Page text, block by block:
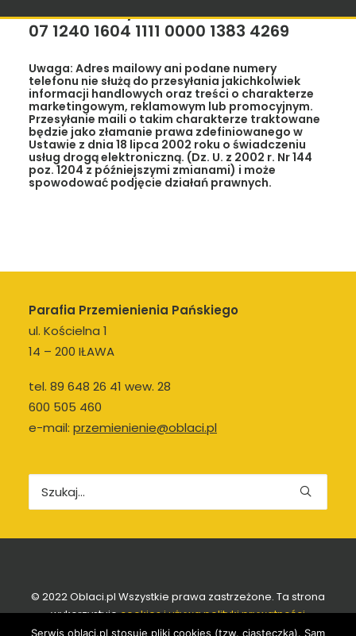
PEKAO S.A. o/Iława
07 1240 1604 1111 0000 1383 4269
Uwaga: Adres mailowy ani podane numery
telefonu nie służą do przesyłania jakichkolwiek
informacji handlowych oraz treści o charakterze
marketingowym, reklamowym lub promocyjnym.
Przesyłanie maili o takim charakterze traktowane
będzie jako złamanie prawa zdefiniowanego w
Ustawie z dnia 18 lipca 2002 roku o świadczeniu
usług drogą elektroniczną. (Dz. U. z 2002 r. Nr 144
poz. 1204 z późniejszymi zmianami) i może
spowodować podjęcie działań prawnych.
Parafia Przemienienia Pańskiego
ul. Kościelna 1
14 – 200 IŁAWA
tel. 89 648 26 41 wew. 28
600 505 460
e-mail: przemienienie@oblaci.pl
© 2022 Oblaci.pl Wszystkie prawa zastrzeżone. Ta strona
wykorzystujecookies i używa polityki prywatności
Serwis oblaci.pl stosuje pliki cookies (tzw. ciasteczka). Sam